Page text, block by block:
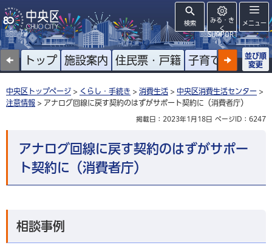
検索
みる・き
く
SUPPORT
メニュー
トップ 施設案内 住民票・戸籍 子育て 高齢者
並び順
変更
中央区トップページ > くらし・手続き > 消費生活 > 中央区消費生活センター >
注意情報 > アナログ回線に戻す契約のはずがサポート契約に（消費者庁）
掲載日：2023年1月18日 ページID：6247
アナログ回線に戻す契約のはずがサポー
ト契約に（消費者庁）
相談事例